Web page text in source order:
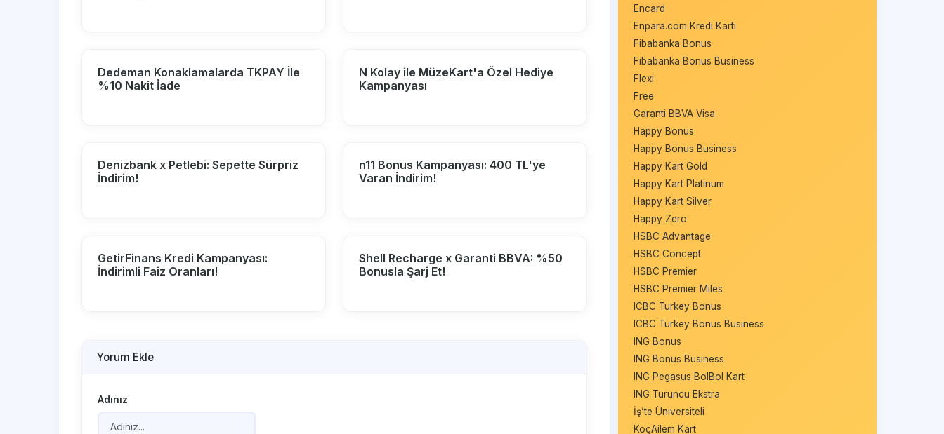
Dedeman Konaklamalarda TKPAY İle
%10 Nakit İade
N Kolay ile MüzeKart'a Özel Hediye
Kampanyası
Denizbank x Petlebi: Sepette Sürpriz
İndirim!
n11 Bonus Kampanyası: 400 TL'ye
Varan İndirim!
GetirFinans Kredi Kampanyası:
İndirimli Faiz Oranları!
Shell Recharge x Garanti BBVA: %50
Bonusla Şarj Et!
Yorum Ekle
Adınız
Encard
Enpara.com Kredi Kartı
Fibabanka Bonus
Fibabanka Bonus Business
Flexi
Free
Garanti BBVA Visa
Happy Bonus
Happy Bonus Business
Happy Kart Gold
Happy Kart Platinum
Happy Kart Silver
Happy Zero
HSBC Advantage
HSBC Concept
HSBC Premier
HSBC Premier Miles
ICBC Turkey Bonus
ICBC Turkey Bonus Business
ING Bonus
ING Bonus Business
ING Pegasus BolBol Kart
ING Turuncu Ekstra
İş’te Üniversiteli
KoçAilem Kart